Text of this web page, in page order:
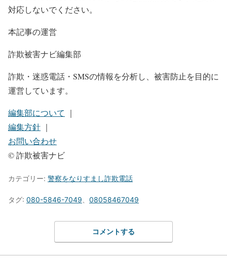
対応しないでください。
本記事の運営
詐欺被害ナビ編集部
詐欺・迷惑電話・SMSの情報を分析し、被害防止を目的に
運営しています。
編集部について ｜
編集方針 ｜
お問い合わせ
© 詐欺被害ナビ
カテゴリー: 警察をなりすまし詐欺電話
タグ: 080-5846-7049 08058467049
コメントする